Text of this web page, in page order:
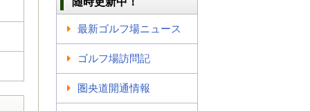
最新ゴルフ場ニュース
ゴルフ場訪問記
圏央道開通情報